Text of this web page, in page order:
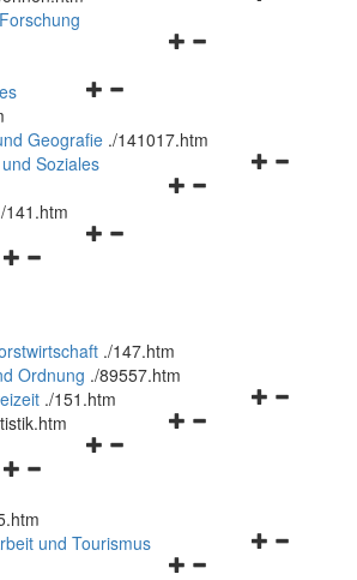
Navigationsmenü
Navigationsmenü
und
schließen
Geografie ./141017.htm
Navigationsmenü
Soziales
Navigationsmenü
/141.htm
Navigationsmenü
./147.htm
Ordnung ./89557.htm
Navigationsmenü
./151.htm
Navigationsmenü
Navigationsmenü
und
schließen
Navigationsmenü
und Tourismus